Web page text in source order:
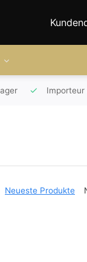
Importeur
Neueste Produkte